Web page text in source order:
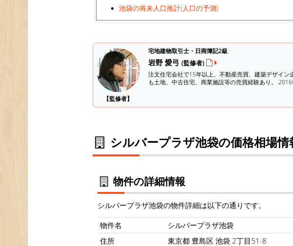
池袋の将来人口推計(人口の予測)
【監修者】
宅地建物取引士・日商簿記2級
岩野 愛弓 (監修者)
注文住宅会社で15年以上、不動産売買、建築デザイン
も土地、中古住宅、商業施設等の売買経験あり。
シルバープラザ池袋の価格相場情
物件の詳細情報
シルバープラザ池袋の物件詳細は以下の通りです。
物件名
シルバープラザ池袋
住所
東京都 豊島区 池袋 2丁目51-8